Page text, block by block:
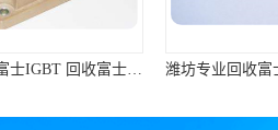
台州大量回收富士IGBT 回收富士模块 快速上门